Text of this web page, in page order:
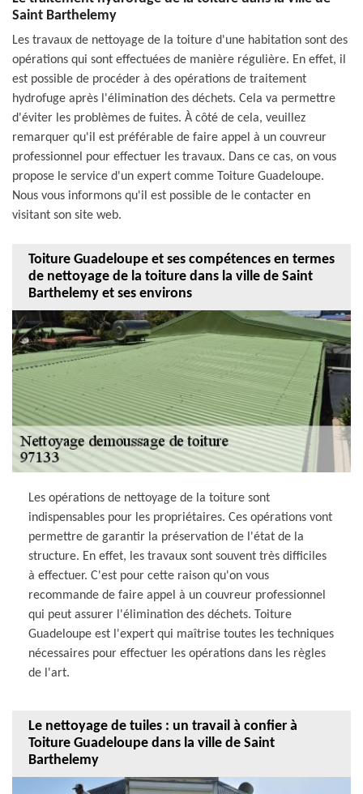
Saint Barthelemy
Les travaux de nettoyage de la toiture d'une habitation sont des
opérations qui sont effectuées de manière régulière. En effet, il
est possible de procéder à des opérations de traitement
hydrofuge après l'élimination des déchets. Cela va permettre
d'éviter les problèmes de fuites. À côté de cela, veuillez
remarquer qu'il est préférable de faire appel à un couvreur
professionnel pour effectuer les travaux. Dans ce cas, on vous
propose le service d'un expert comme Toiture Guadeloupe.
Nous vous informons qu'il est possible de le contacter en
visitant son site web.
Toiture Guadeloupe et ses compétences en termes
de nettoyage de la toiture dans la ville de Saint
Barthelemy et ses environs
Les opérations de nettoyage de la toiture sont
indispensables pour les propriétaires. Ces opérations vont
permettre de garantir la préservation de l'état de la
structure. En effet, les travaux sont souvent très difficiles
à effectuer. C'est pour cette raison qu'on vous
recommande de faire appel à un couvreur professionnel
qui peut assurer l'élimination des déchets. Toiture
Guadeloupe est l'expert qui maîtrise toutes les techniques
nécessaires pour effectuer les opérations dans les règles
de l'art.
Le nettoyage de tuiles : un travail à confier à
Toiture Guadeloupe dans la ville de Saint
Barthelemy